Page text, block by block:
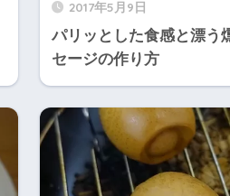
2017年5月9日
パリッとした食感と漂う
セージの作り方